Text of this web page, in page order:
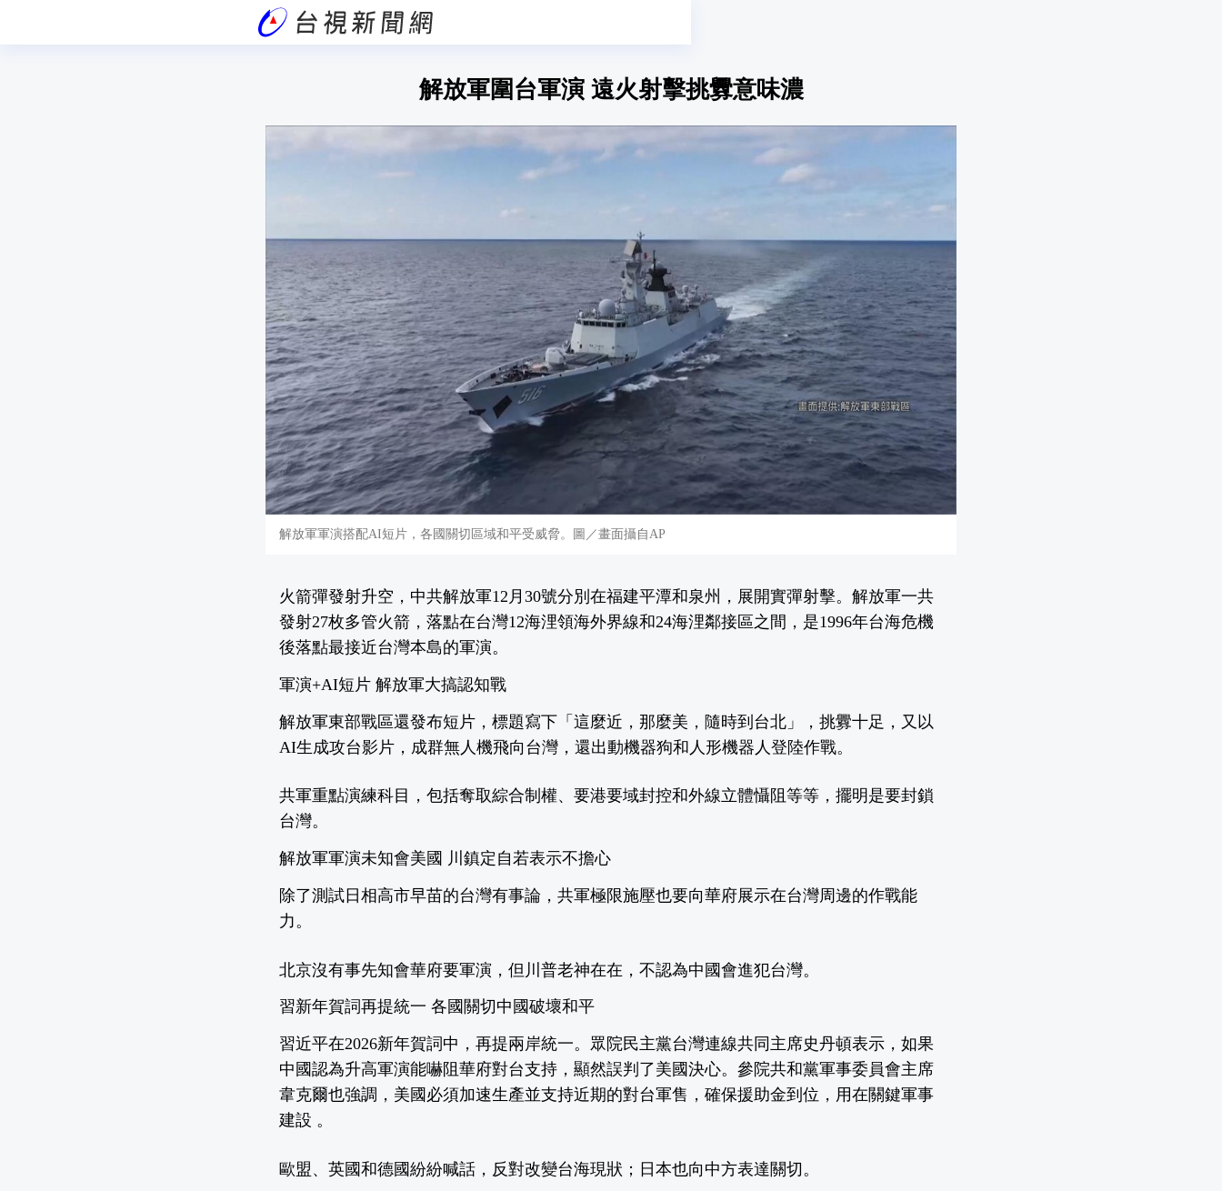
解放軍圍台軍演 遠火射擊挑釁意味濃
解放軍軍演搭配AI短片，各國關切區域和平受威脅。圖／畫面攝自AP
火箭彈發射升空，中共解放軍12月30號分別在福建平潭和泉州，展開實彈射擊。解放軍一共
發射27枚多管火箭，落點在台灣12海浬領海外界線和24海浬鄰接區之間，是1996年台海危機
後落點最接近台灣本島的軍演。
軍演+AI短片 解放軍大搞認知戰
解放軍東部戰區還發布短片，標題寫下「這麼近，那麼美，隨時到台北」，挑釁十足，又以
AI生成攻台影片，成群無人機飛向台灣，還出動機器狗和人形機器人登陸作戰。
共軍重點演練科目，包括奪取綜合制權、要港要域封控和外線立體懾阻等等，擺明是要封鎖
台灣。
解放軍軍演未知會美國 川鎮定自若表示不擔心
除了測試日相高市早苗的台灣有事論，共軍極限施壓也要向華府展示在台灣周邊的作戰能
力。
北京沒有事先知會華府要軍演，但川普老神在在，不認為中國會進犯台灣。
習新年賀詞再提統一 各國關切中國破壞和平
習近平在2026新年賀詞中，再提兩岸統一。眾院民主黨台灣連線共同主席史丹頓表示，如果
中國認為升高軍演能嚇阻華府對台支持，顯然誤判了美國決心。參院共和黨軍事委員會主席
韋克爾也強調，美國必須加速生產並支持近期的對台軍售，確保援助金到位，用在關鍵軍事
建設 。
歐盟、英國和德國紛紛喊話，反對改變台海現狀；日本也向中方表達關切。